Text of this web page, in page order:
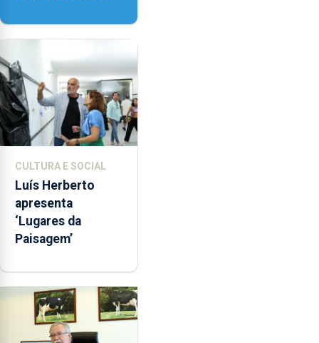
Senhora da
CULTURA E SOCIAL
Luís Herberto
apresenta
‘Lugares da
Paisagem’